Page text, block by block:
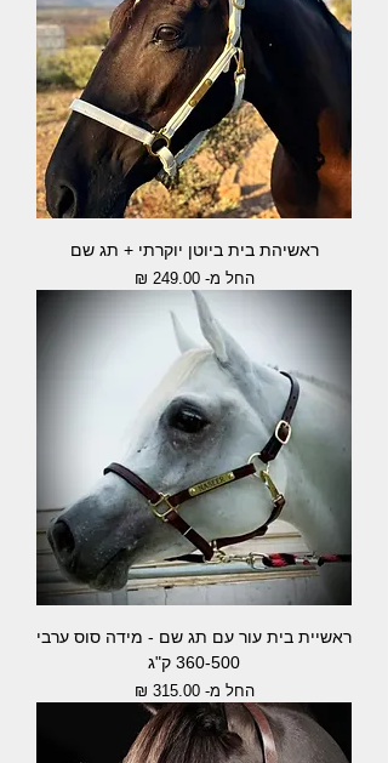
ראשיהת בית ביוטן יוקרתי + תג שם
החל מ-
‏249.00 ‏₪
מחיר מבצע
ראשיית בית עור עם תג שם - מידה סוס ערבי
360-500 ק"ג
החל מ-
‏315.00 ‏₪
מחיר מבצע